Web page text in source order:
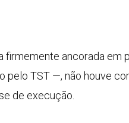
firmemente ancorada em
pelo TST —, não houve
de execução.